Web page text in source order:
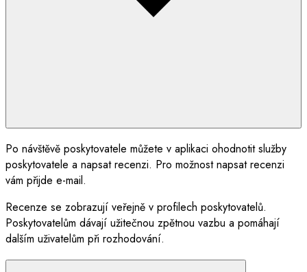
Po návštěvě poskytovatele můžete v aplikaci ohodnotit služby
poskytovatele a napsat recenzi. Pro možnost napsat recenzi
vám přijde e-mail.
Recenze se zobrazují veřejně v profilech poskytovatelů.
Poskytovatelům dávají užitečnou zpětnou vazbu a pomáhají
dalším uživatelům při rozhodování.